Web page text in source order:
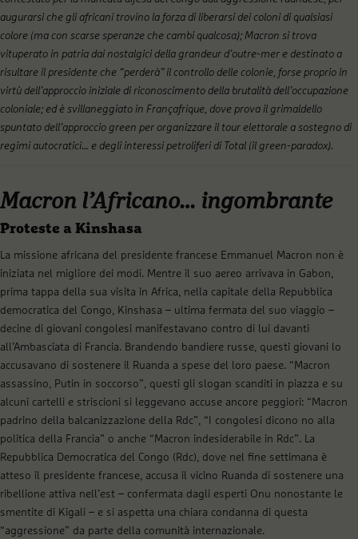
augurarsi che gli africani trovino la forza di liberarsi dei coloni di qualsiasi
colore (ma con scarse speranze che cambi qualcosa); Macron si trova
vituperato in patria dai nostalgici della grandeur d’outre-mer e destinato a
risultare il presidente che “perderà” il controllo delle colonie, forse proprio in
virtù dell’approccio iniziale di riconoscimento della brutalità dell’occupazione
coloniale; ed è svillaneggiato in Françafrique, dove prova il grimaldello
spuntato dell’approccio green per organizzare il tour elettorale a sostegno di
regimi autocratici… e degli interessi petroliferi di Total (il green-paradox).
Macron l’Africano… ingombrante
Proteste a Kinshasa
La missione africana del presidente francese Emmanuel Macron non è
iniziata nel migliore dei modi. Mentre il suo aereo arrivava in Gabon,
prima tappa della sua visita in Africa, nella capitale della Repubblica
democratica del Congo, Kinshasa – ultima fermata del suo viaggio –
decine di giovani congolesi manifestavano contro di lui davanti
all’Ambasciata di Francia. Brandendo bandiere russe, questi giovani lo
accusavano di sostenere il Ruanda a spese del loro paese. “Macron
assassino, Putin in soccorso”, questi gli slogan scanditi in piazza e su
alcuni cartelli e striscioni si leggevano accuse ancore peggiori: “Macron
padrino della balcanizzazione della Rdc”, “I congolesi dicono no alla
politica della Francia” o anche “Macron indesiderabile in Rdc”. La
Repubblica Democratica del Congo (Rdc), dove nel fine settimana è
atteso il presidente francese, accusa il vicino Ruanda di sostenere una
ribellione attiva nell’est – confermata dagli esperti Onu nonostante le
smentite di Kigali – e si aspetta una chiara condanna di questa
“aggressione” da parte della comunità internazionale.